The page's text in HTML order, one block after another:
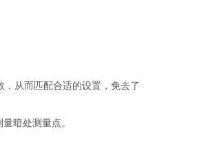
从而匹配合适的设置，免去了
暗处测量点。